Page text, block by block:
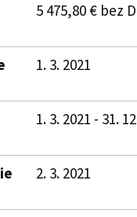
5 475,80 € bez
1. 3. 2021
1. 3. 2021 - 31.
2. 3. 2021